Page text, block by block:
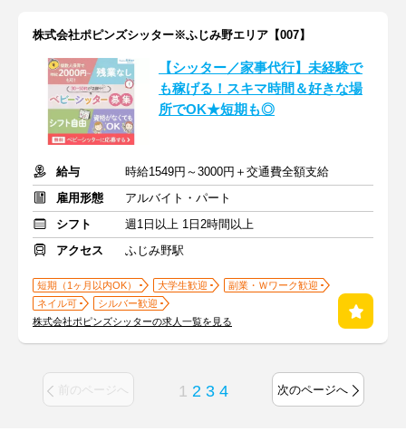
株式会社ポピンズシッター※ふじみ野エリア【007】
【シッター／家事代行】未経験で
も稼げる！スキマ時間＆好きな場
所でOK★短期も◎
給与
時給1549円～3000円＋交通費全額支給
雇用形態
アルバイト・パート
シフト
週1日以上 1日2時間以上
アクセス
ふじみ野駅
短期（1ヶ月以内OK） 大学生歓迎
副業・Ｗワーク歓迎
ネイル可
シルバー歓迎
株式会社ポピンズシッターの求人一覧を見る
前のページへ 1 2 3 4 次のページへ